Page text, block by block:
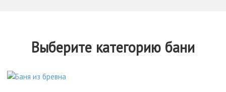
Выберите категорию бани